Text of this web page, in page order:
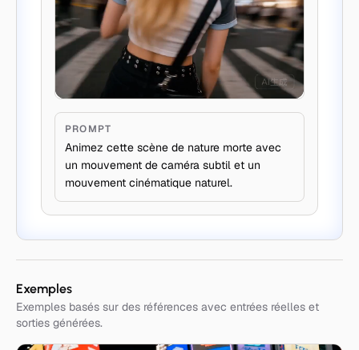
PROMPT
Animez cette scène de nature morte avec
un mouvement de caméra subtil et un
mouvement cinématique naturel.
Exemples
Exemples basés sur des références avec entrées réelles et
sorties générées.